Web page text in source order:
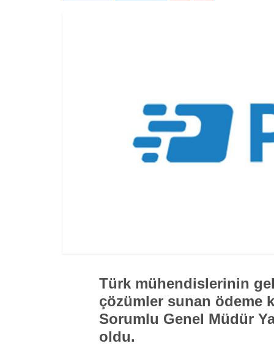
Türk mühendislerinin
çözümler sunan ödeme
Sorumlu Genel Müdür
oldu.